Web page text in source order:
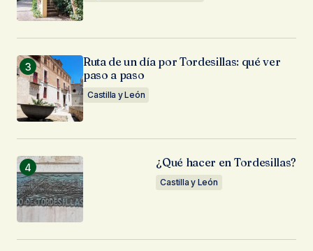
Ruta de un día por Tordesillas: qué ver
paso a paso
Castilla y León
¿Qué hacer en Tordesillas?
Castilla y León